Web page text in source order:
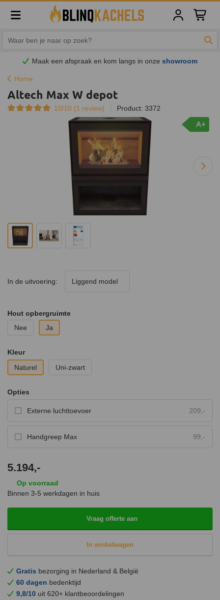
Maak een afspraak en kom langs in onzeshowroom
Home
Altech Max W depot
10/10 (1 review) Product: 3372
A+
In de uitvoering: Liggend model
Hout opbergruimte
Nee
Ja
Kleur
Naturel
Uni-zwart
Opties
Externe luchttoevoer 209,-
Handgreep Max 99,-
5.194,-
Op voorraad
Binnen 3-5 werkdagen in huis
Vraag offerte aan
In winkelwagen
Gratis bezorging in Nederland & België
60 dagen bedenktijd
9,8/10 uit 620+ klantbeoordelingen